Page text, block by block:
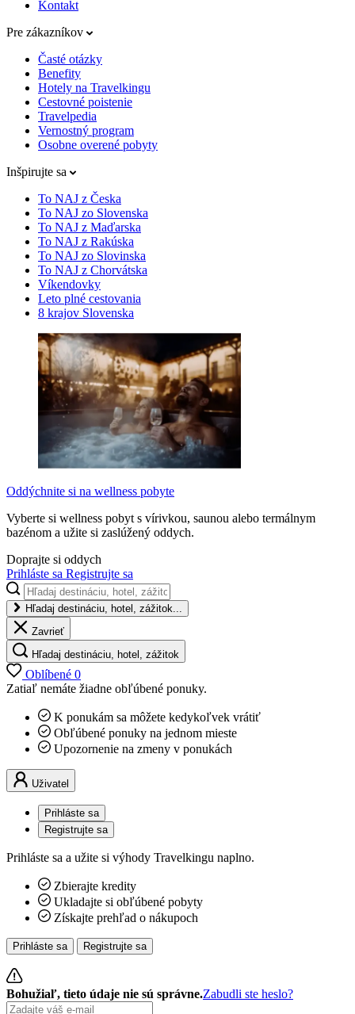
Kontakt
Pre zákazníkov
Časté otázky
Benefity
Hotely na Travelkingu
Cestovné poistenie
Travelpedia
Vernostný program
Osobne overené pobyty
Inšpirujte sa
To NAJ z Česka
To NAJ zo Slovenska
To NAJ z Maďarska
To NAJ z Rakúska
To NAJ zo Slovinska
To NAJ z Chorvátska
Víkendovky
Leto plné cestovania
8 krajov Slovenska
Oddýchnite si na wellness pobyte
Vyberte si wellness pobyt s vírivkou, saunou alebo termálnym
bazénom a užite si zaslúžený oddych.
Doprajte si oddych
Prihláste sa Registrujte sa
Hľadaj destináciu, hotel, zážitok...
Zavrieť
Hľadaj destináciu, hotel, zážitok
Oblíbené 0
Zatiaľ nemáte žiadne obľúbené ponuky.
K ponukám sa môžete kedykoľvek vrátiť
Obľúbené ponuky na jednom mieste
Upozornenie na zmeny v ponukách
Uživatel
Prihláste sa
Registrujte sa
Prihláste sa a užite si výhody Travelkingu naplno.
Zbierajte kredity
Ukladajte si obľúbené pobyty
Získajte prehľad o nákupoch
Prihláste sa Registrujte sa
Bohužiaľ, tieto údaje nie sú správne.Zabudli ste heslo?